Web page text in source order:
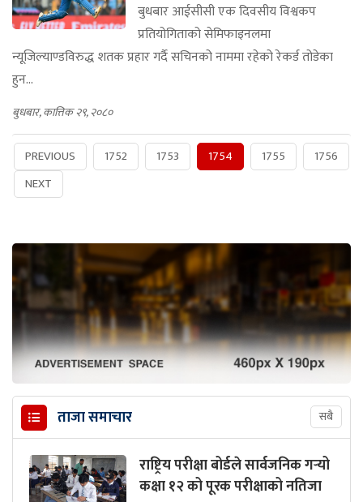
बुधबार आईसीसी एक दिवसीय विश्वकप
प्रतियोगिताको सेमिफाइनलमा
न्यूजिल्याण्डविरुद्ध शतक प्रहार गर्दै सचिनको नाममा रहेको रेकर्ड तोडेका
हुन...
बुधबार, कात्तिक २९, २०८०
PREVIOUS 1752 1753 1754 1755
1756
NEXT
ताजा समाचार सबै
राष्ट्रिय परीक्षा बोर्डले सार्वजनिक गर्‍यो
कक्षा १२ को पूरक परीक्षाको नतिजा